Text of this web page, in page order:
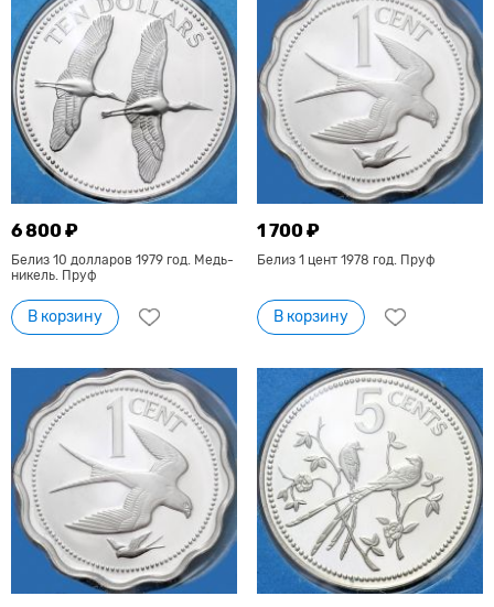
6 800 ₽
Белиз 10 долларов 1979 год. Медь-
никель. Пруф
В корзину
1 700 ₽
Белиз 1 цент 1978 год. Пруф
В корзину